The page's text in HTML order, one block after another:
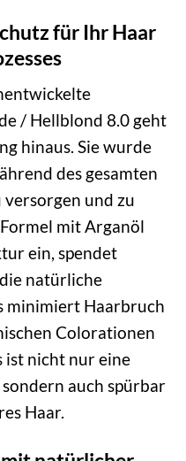
für Ihr Haar
/ Hellblond 8.0 geht
hinaus. Sie wurde
des gesamten
versorgen und zu
mit Arganöl
ein, spendet
natürliche
minimiert Haarbruch
Colorationen
ist nicht nur eine
auch spürbar
Haar.